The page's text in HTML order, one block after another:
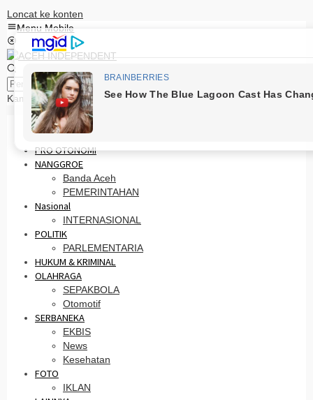
Loncat ke konten
Menu Mobile
Kamis, 6 Agustus 2026
HOME
PRO OTONOMI
NANGGROE
Banda Aceh
PEMERINTAHAN
Nasional
INTERNASIONAL
POLITIK
PARLEMENTARIA
HUKUM & KRIMINAL
OLAHRAGA
SEPAKBOLA
Otomotif
SERBANEKA
EKBIS
News
Kesehatan
FOTO
IKLAN